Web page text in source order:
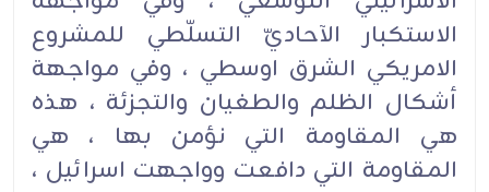
الاستكبار الآحاديّ التسلّطي للمشروع
الامريكي الشرق اوسطي ، وفي مواجهة
أشكال الظلم والطغيان والتجزئة ، هذه
هي المقاومة التي نؤمن بها ، هي
المقاومة التي دافعت وواجهت اسرائيل ،